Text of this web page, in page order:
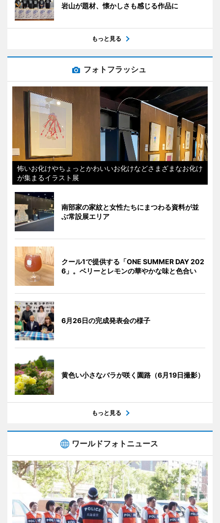
岩山が題材、懐かしさも感じる作品に
もっと見る
フォトフラッシュ
怖いお化けやちょっとかわいいお化けなどさまざまなお化け
が集まるイラスト展
南部家の家紋と女性たちにまつわる資料が並
ぶ常設展エリア
クール1で提供する「ONE SUMMER DAY 202
6」。ベリーとレモンの華やかな味と色合い
6月26日の完成発表会の様子
黄色い小さなバラが咲く園路（6月19日撮影）
もっと見る
ワールドフォトニュース